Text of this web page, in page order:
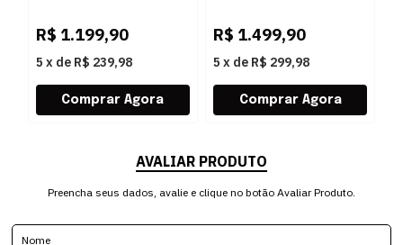
R$ 1.199,90
5 x de R$ 239,98
R$ 1.499,90
5 x de R$ 299,98
AVALIAR PRODUTO
Preencha seus dados, avalie e clique no botão Avaliar Produto.